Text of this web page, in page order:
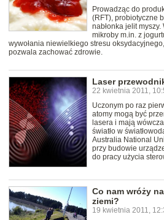
Prowadząc do
(RFT), probiotyczne
nabłonka jelit
mikroby m.in. z
wywołania niewielkiego stresu
pozwala zachować zdrowie.
Laser
22 kwietnia 2011,
Uczonym po raz
atomy mogą być
lasera i mają
światło w
Australia National
przy budowie
do pracy użycia
Co nam wróży
ziemi?
19 kwietnia 2011,